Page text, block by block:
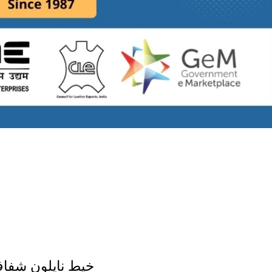
خيط نايلون